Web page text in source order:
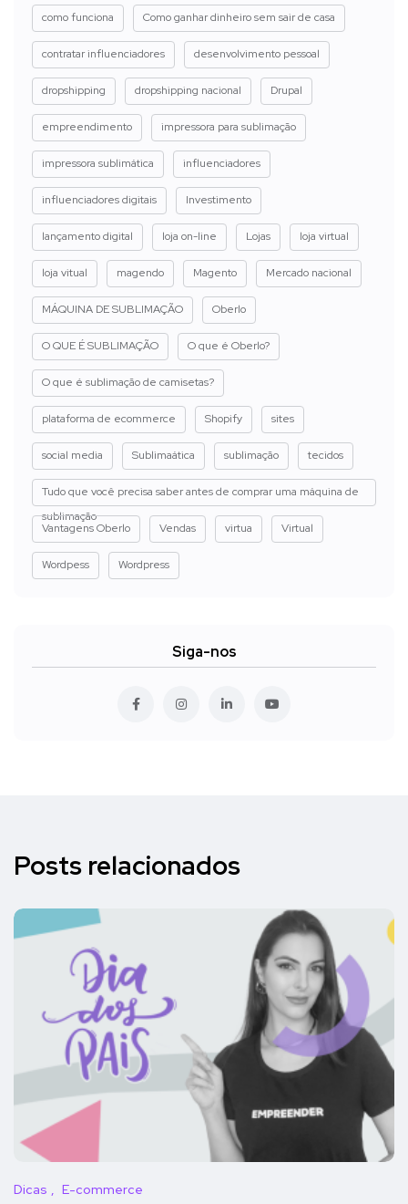
como funciona Como ganhar dinheiro sem sair de casa
contratar influenciadores desenvolvimento pessoal
dropshipping dropshipping nacional Drupal
empreendimento impressora para sublimação
impressora sublimática influenciadores
influenciadores digitais Investimento
lançamento digital loja on-line Lojas loja virtual
loja vitual magendo Magento Mercado nacional
MÁQUINA DE SUBLIMAÇÃO Oberlo
O QUE É SUBLIMAÇÃO O que é Oberlo?
O que é sublimação de camisetas?
plataforma de ecommerce Shopify sites
social media Sublimaática sublimação tecidos
Tudo que você precisa saber antes de comprar uma máquina de
sublimação
Vantagens Oberlo
Vendas virtua Virtual
Wordpess Wordpress
Siga-nos
Posts relacionados
Dicas E-commerce